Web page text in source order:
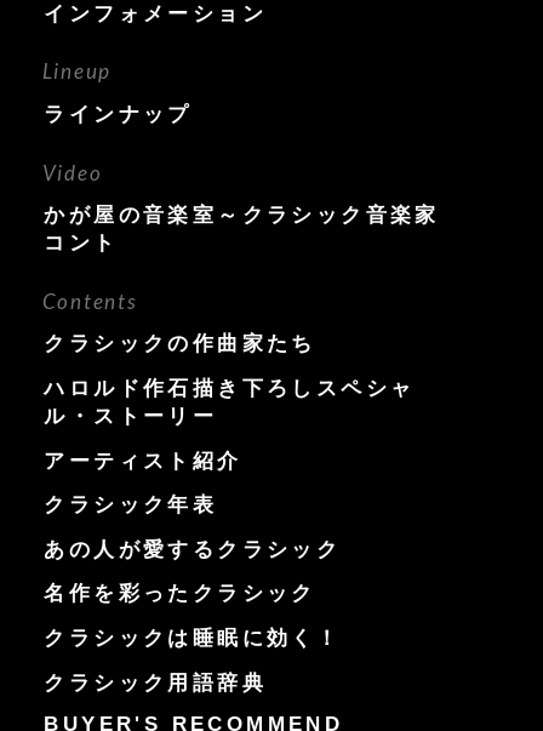
インフォメーション
Lineup
ラインナップ
Video
かが屋の音楽室～クラシック音楽家
コント
Contents
クラシックの作曲家たち
ハロルド作石描き下ろしスペシャ
ル・ストーリー
アーティスト紹介
クラシック年表
あの人が愛するクラシック
名作を彩ったクラシック
クラシックは睡眠に効く！
クラシック用語辞典
BUYER'S RECOMMEND